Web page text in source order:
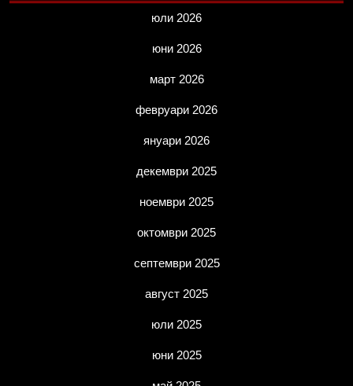
юли 2026
юни 2026
март 2026
февруари 2026
януари 2026
декември 2025
ноември 2025
октомври 2025
септември 2025
август 2025
юли 2025
юни 2025